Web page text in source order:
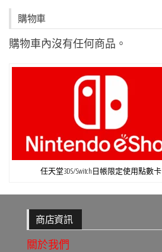
購物車
購物車內沒有任何商品。
任天堂3DS/Switch日帳限定使用點數卡
商店資訊
關於我們